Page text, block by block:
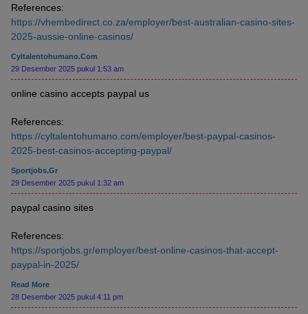
References:
https://vhembedirect.co.za/employer/best-australian-casino-sites-
2025-aussie-online-casinos/
Cyltalentohumano.com
29 Desember 2025 pukul 1:53 am
online casino accepts paypal us
References:
https://cyltalentohumano.com/employer/best-paypal-casinos-
2025-best-casinos-accepting-paypal/
Sportjobs.gr
29 Desember 2025 pukul 1:32 am
paypal casino sites
References:
https://sportjobs.gr/employer/best-online-casinos-that-accept-
paypal-in-2025/
Read More
28 Desember 2025 pukul 4:11 pm